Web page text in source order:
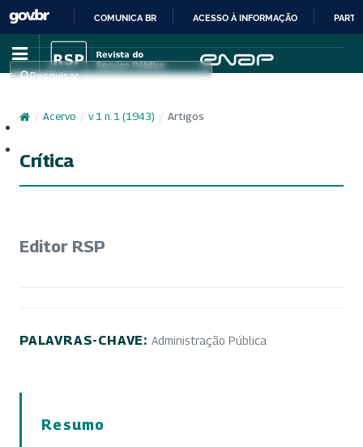
IR
PARA
CONTEÚDO
COMUNICA BR ACESSO À INFORMAÇÃO
Pesquisar
/ Acervo / v. 1 n. 1 (1943) / Artigos
Crítica
Editor RSP
PALAVRAS-CHAVE: Administração Pública
Resumo